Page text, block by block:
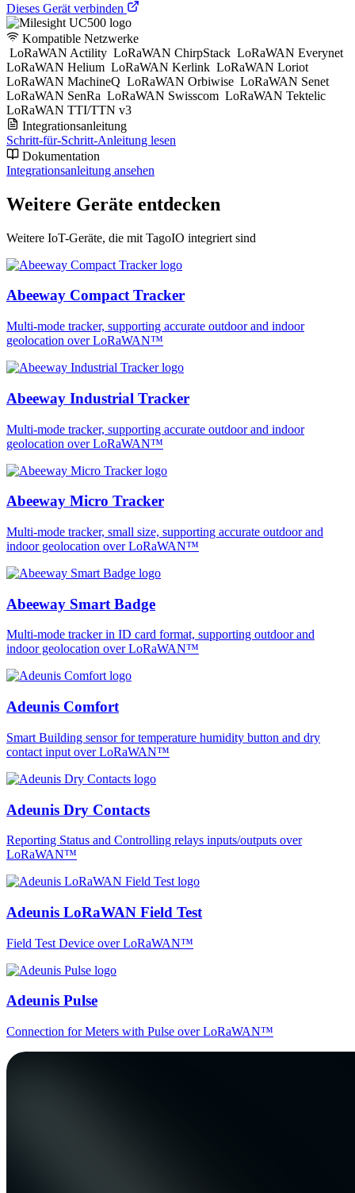
Dieses Gerät verbinden
Kompatible Netzwerke
LoRaWAN Actility LoRaWAN ChirpStack LoRaWAN Everynet
LoRaWAN Helium LoRaWAN Kerlink LoRaWAN Loriot
LoRaWAN MachineQ LoRaWAN Orbiwise LoRaWAN Senet
LoRaWAN SenRa LoRaWAN Swisscom LoRaWAN Tektelic
LoRaWAN TTI/TTN v3
Integrationsanleitung
Schritt-für-Schritt-Anleitung lesen
Dokumentation
Integrationsanleitung ansehen
Weitere Geräte entdecken
Weitere IoT-Geräte, die mit TagoIO integriert sind
Abeeway Compact Tracker
Multi-mode tracker, supporting accurate outdoor and indoor
geolocation over LoRaWAN™
Abeeway Industrial Tracker
Multi-mode tracker, supporting accurate outdoor and indoor
geolocation over LoRaWAN™
Abeeway Micro Tracker
Multi-mode tracker, small size, supporting accurate outdoor and
indoor geolocation over LoRaWAN™
Abeeway Smart Badge
Multi-mode tracker in ID card format, supporting outdoor and
indoor geolocation over LoRaWAN™
Adeunis Comfort
Smart Building sensor for temperature humidity button and dry
contact input over LoRaWAN™
Adeunis Dry Contacts
Reporting Status and Controlling relays inputs/outputs over
LoRaWAN™
Adeunis LoRaWAN Field Test
Field Test Device over LoRaWAN™
Adeunis Pulse
Connection for Meters with Pulse over LoRaWAN™